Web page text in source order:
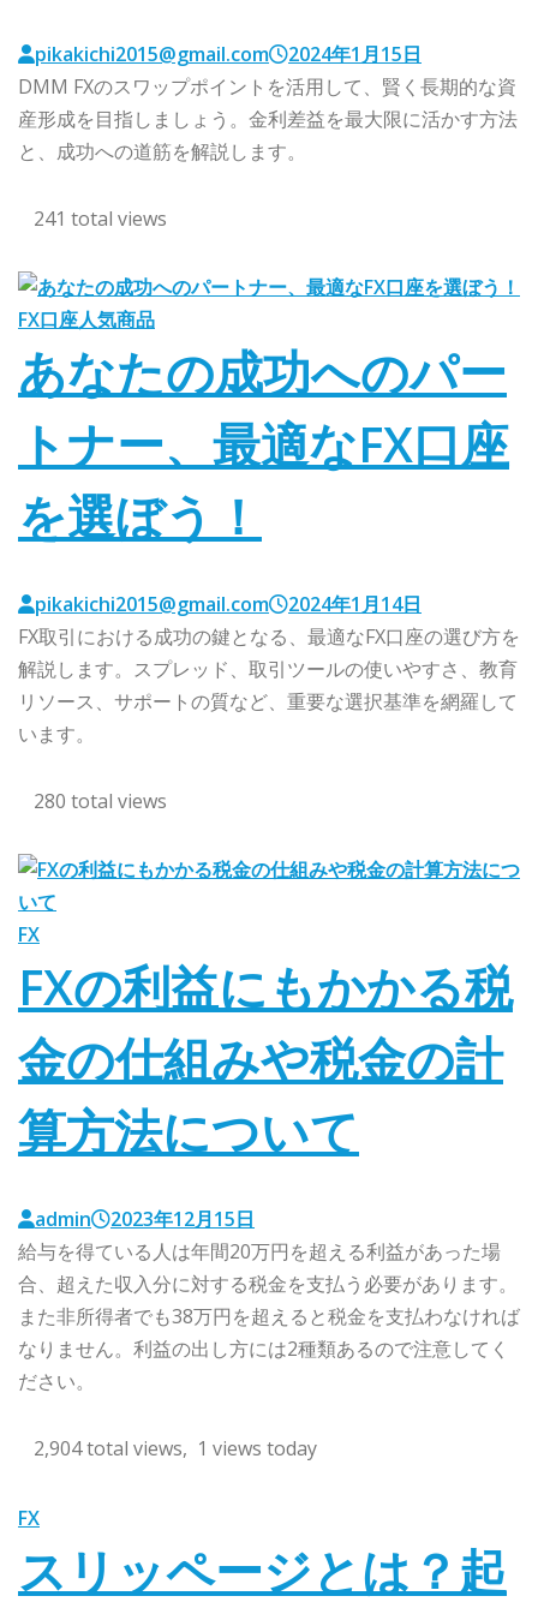
pikakichi2015@gmail.com
2024年1月15日
DMM FXのスワップポイントを活用して、賢く長期的な資
産形成を目指しましょう。金利差益を最大限に活かす方法
と、成功への道筋を解説します。
241 total views
FX口座人気商品
あなたの成功へのパー
トナー、最適なFX口座
を選ぼう！
pikakichi2015@gmail.com
2024年1月14日
FX取引における成功の鍵となる、最適なFX口座の選び方を
解説します。スプレッド、取引ツールの使いやすさ、教育
リソース、サポートの質など、重要な選択基準を網羅して
います。
280 total views
FX
FXの利益にもかかる税
金の仕組みや税金の計
算方法について
admin
2023年12月15日
給与を得ている人は年間20万円を超える利益があった場
合、超えた収入分に対する税金を支払う必要があります。
また非所得者でも38万円を超えると税金を支払わなければ
なりません。利益の出し方には2種類あるので注意してく
ださい。
2,904 total views, 1 views today
FX
スリッページとは？起